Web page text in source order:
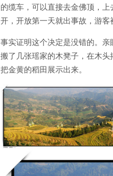
的缆车，可以直接去金佛顶，
开，开放第一天就出事故，游客
事实证明这个决定是没错的。
搬了几张瑶家的木凳子，在木
把金黄的稻田展示出来。